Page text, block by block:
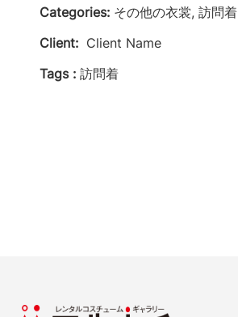
Categories: その他の衣裳, 訪問着
Client: Client Name
Tags : 訪問着